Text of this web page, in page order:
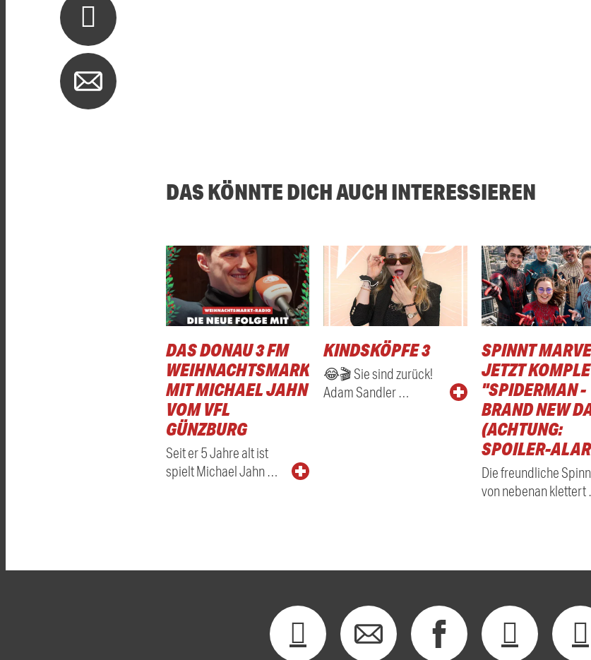
DAS KÖNNTE DICH AUCH INTERESSIEREN
DAS DONAU 3 FM
WEIHNACHTSMARKTRADIO
MIT MICHAEL JAHN
VOM VFL
GÜNZBURG
Seit er 5 Jahre alt ist
spielt Michael Jahn …
KINDSKÖPFE 3
😂🎬 Sie sind zurück!
Adam Sandler …
SPINNT
JETZT
"SPIDERMAN -
BRAND NEW
(ACHTUNG:
SPOILER-
Die freundliche
von nebenan